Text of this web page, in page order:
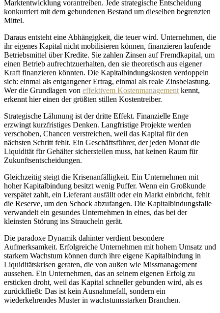
Marktentwicklung vorantreiben. Jede strategische Entscheidung
konkurriert mit dem gebundenen Bestand um dieselben begrenzten
Mittel.
Daraus entsteht eine Abhängigkeit, die teuer wird. Unternehmen, die
ihr eigenes Kapital nicht mobilisieren können, finanzieren laufende
Betriebsmittel über Kredite. Sie zahlen Zinsen auf Fremdkapital, um
einen Betrieb aufrechtzuerhalten, den sie theoretisch aus eigener
Kraft finanzieren könnten. Die Kapitalbindungskosten verdoppeln
sich: einmal als entgangener Ertrag, einmal als reale Zinsbelastung.
Wer die Grundlagen von effektivem Kostenmanagement kennt,
erkennt hier einen der größten stillen Kostentreiber.
Strategische Lähmung ist der dritte Effekt. Finanzielle Enge
erzwingt kurzfristiges Denken. Langfristige Projekte werden
verschoben, Chancen verstreichen, weil das Kapital für den
nächsten Schritt fehlt. Ein Geschäftsführer, der jeden Monat die
Liquidität für Gehälter sicherstellen muss, hat keinen Raum für
Zukunftsentscheidungen.
Gleichzeitig steigt die Krisenanfälligkeit. Ein Unternehmen mit
hoher Kapitalbindung besitzt wenig Puffer. Wenn ein Großkunde
verspätet zahlt, ein Lieferant ausfällt oder ein Markt einbricht, fehlt
die Reserve, um den Schock abzufangen. Die Kapitalbindungsfalle
verwandelt ein gesundes Unternehmen in eines, das bei der
kleinsten Störung ins Straucheln gerät.
Die paradoxe Dynamik dahinter verdient besondere
Aufmerksamkeit. Erfolgreiche Unternehmen mit hohem Umsatz und
starkem Wachstum können durch ihre eigene Kapitalbindung in
Liquiditätskrisen geraten, die von außen wie Missmanagement
aussehen. Ein Unternehmen, das an seinem eigenen Erfolg zu
ersticken droht, weil das Kapital schneller gebunden wird, als es
zurückfließt: Das ist kein Ausnahmefall, sondern ein
wiederkehrendes Muster in wachstumsstarken Branchen.